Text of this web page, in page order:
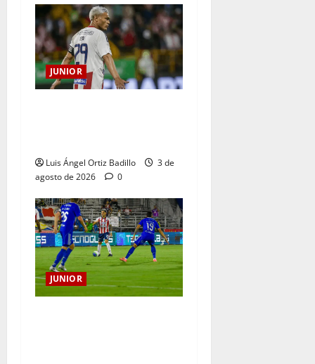
JUNIOR
Luis Ángel Ortiz Badillo
3 de
agosto de 2026
0
JUNIOR